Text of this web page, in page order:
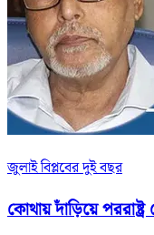
জুলাই বিপ্লবের দুই বছর
কোথায় দাঁড়িয়ে